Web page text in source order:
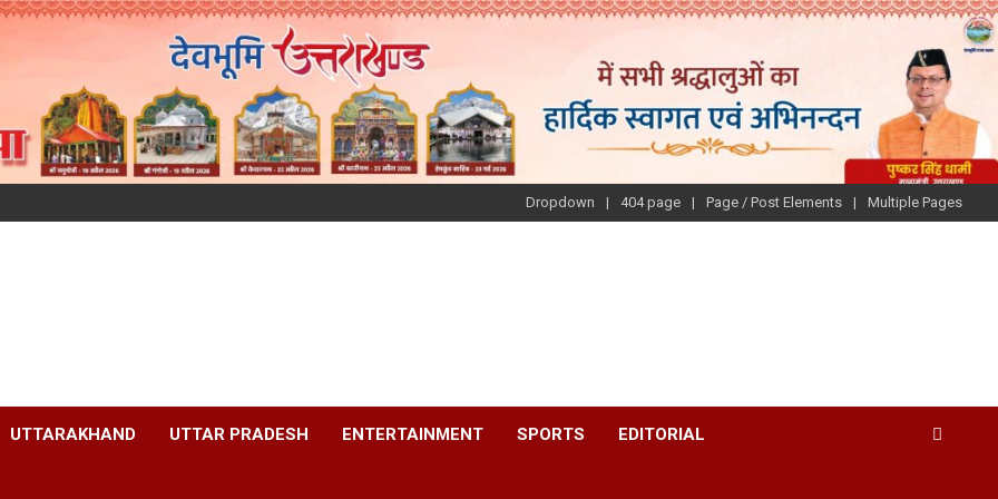
Dropdown 404 page Page / Post Elements Multiple Pages
UTTARAKHAND UTTAR PRADESH ENTERTAINMENT SPORTS EDITORIAL